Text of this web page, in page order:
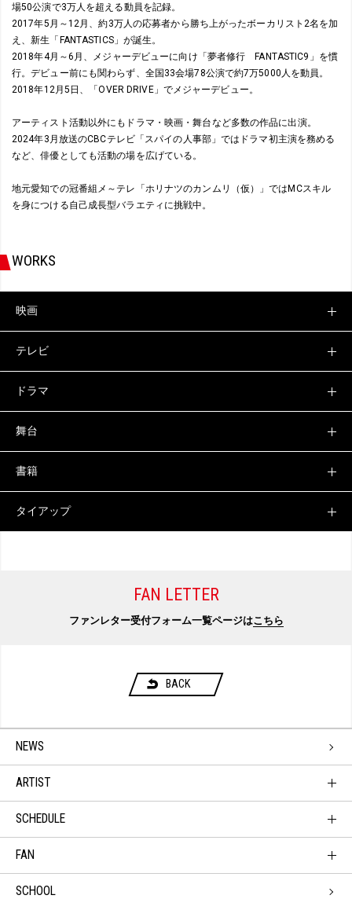
場50公演で3万人を超える動員を記録。
2017年5月～12月、約3万人の応募者から勝ち上がったボーカリスト2名を加
え、新生「FANTASTICS」が誕生。
2018年4月～6月、メジャーデビューに向け「夢者修行 FANTASTIC9」を慣
行。デビュー前にも関わらず、全国33会場78公演で約7万5000人を動員。
2018年12月5日、「OVER DRIVE」でメジャーデビュー。
アーティスト活動以外にもドラマ・映画・舞台など多数の作品に出演。
2024年3月放送のCBCテレビ「スパイの人事部」ではドラマ初主演を務める
など、俳優としても活動の場を広げている。
地元愛知での冠番組メ～テレ「ホリナツのカンムリ（仮）」ではMCスキル
を身につける自己成長型バラエティに挑戦中。
WORKS
映画
テレビ
ドラマ
舞台
書籍
タイアップ
FAN LETTER
ファンレター受付フォーム一覧ページはこちら
BACK
NEWS
ARTIST
SCHEDULE
FAN
SCHOOL